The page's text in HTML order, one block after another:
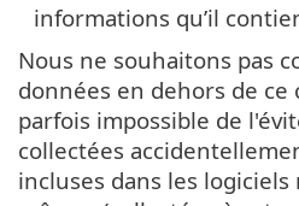
informations qu’il
Nous ne souhaitons pas
données en dehors de ce
parfois impossible de
collectées
incluses dans les